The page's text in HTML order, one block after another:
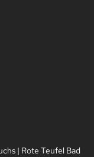
| Rote Teufel Bad